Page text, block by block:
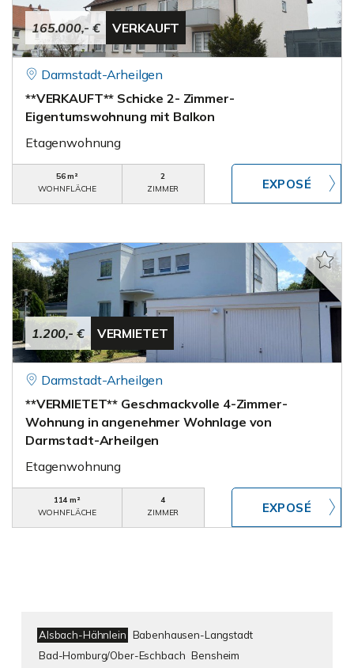
165.000,- € VERKAUFT
Darmstadt-Arheilgen
**VERKAUFT** Schicke 2- Zimmer-
Eigentumswohnung mit Balkon
Etagenwohnung
56 m²
WOHNFLÄCHE
2
ZIMMER
1.200,- € VERMIETET
Darmstadt-Arheilgen
**VERMIETET** Geschmackvolle 4-Zimmer-
Wohnung in angenehmer Wohnlage von
Darmstadt-Arheilgen
Etagenwohnung
114 m²
WOHNFLÄCHE
4
ZIMMER
Alsbach-Hähnlein Babenhausen-Langstadt
Bad-Homburg/Ober-Eschbach Bensheim